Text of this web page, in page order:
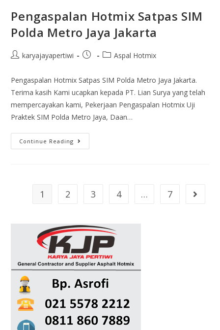
Pengaspalan Hotmix Satpas SIM
Polda Metro Jaya Jakarta
karyajayapertiwi Aspal Hotmix
Pengaspalan Hotmix Satpas SIM Polda Metro Jaya Jakarta.
Terima kasih Kami ucapkan kepada PT. Lian Surya yang telah
mempercayakan kami, Pekerjaan Pengaspalan Hotmix Uji
Praktek SIM Polda Metro Jaya, Daan…
Continue Reading
1 2 3 4 … 7